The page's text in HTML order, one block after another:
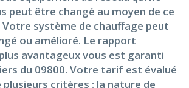
peut être changé au moyen de ce
système de chauffage peut
ou amélioré. Le rapport
avantageux vous est garanti
du 09800. Votre tarif est évalué
critères : la nature de